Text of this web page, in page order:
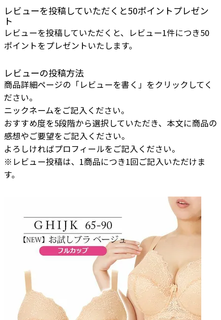
レビューを投稿していただくと50ポイントプレゼン
ト
レビューを投稿していただくと、レビュー1件につき50
ポイントをプレゼントいたします。
レビューの投稿方法
商品詳細ページの「レビューを書く」をクリックしてく
ださい。
ニックネームをご記入ください。
おすすめ度を5段階から選択していただき、本文に商品の
感想やご要望をご記入ください。
よろしければプロフィールをご記入ください。
※レビュー投稿は、1商品につき1回ご記入いただけま
す。